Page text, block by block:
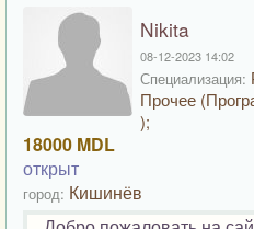
Nikita
08-12-2023 14:02
Специализация:
Прочее
);
18000 MDL
открыт
город: Кишинёв